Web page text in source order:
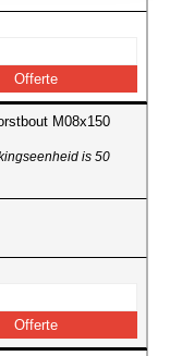
M08x150
is 50